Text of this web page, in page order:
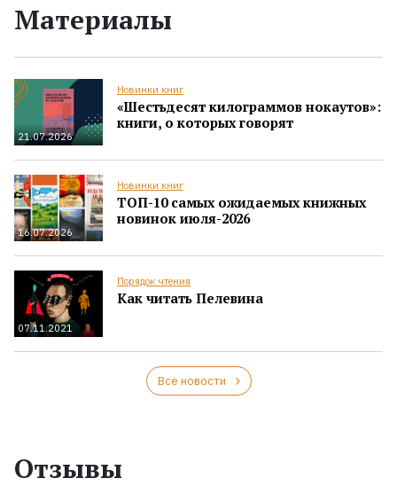
Материалы
21.07.2026
Новинки книг
«Шестьдесят килограммов нокаутов»:
книги, о которых говорят
16.07.2026
Новинки книг
ТОП-10 самых ожидаемых книжных
новинок июля-2026
07.11.2021
Порядок чтения
Как читать Пелевина
Все новости
Отзывы